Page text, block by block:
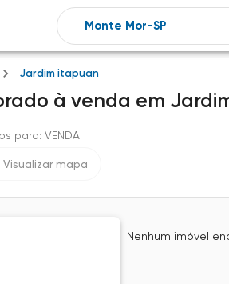
Jardim itapuan
à venda em
para: VENDA
Visualizar mapa
Nenhum imóvel